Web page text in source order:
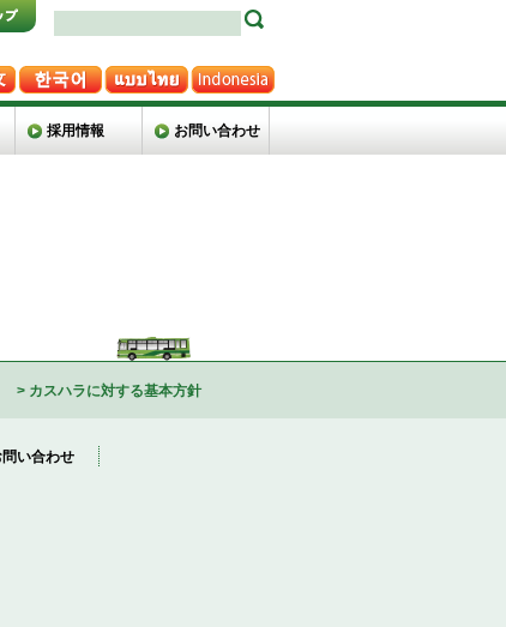
採用情報 お問い合わせ
カスハラに対する基本方針
問い合わせ